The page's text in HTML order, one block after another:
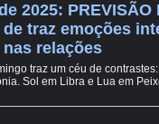
2025: PREVISÃO
de traz emoções
relações
traz um céu de
Sol em Libra e Lua em